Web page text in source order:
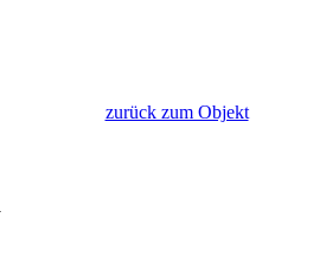
zurück zum Objekt